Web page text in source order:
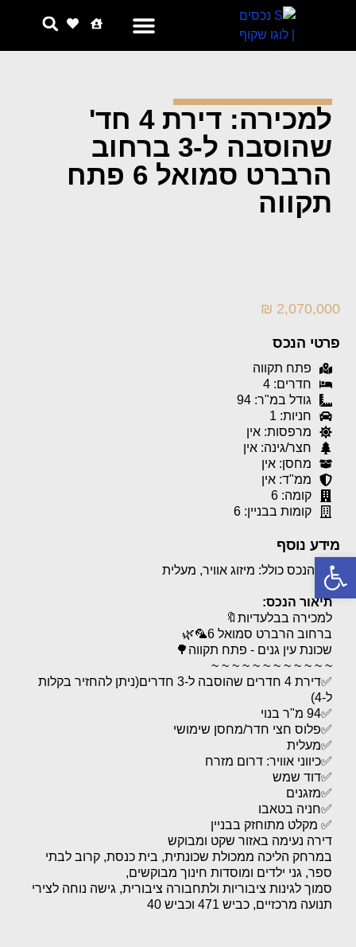
פתח סרגל נגישות
למכירה: דירת 4 חד'
שהוסבה ל-3 ברחוב
הרברט סמואל 6 פתח
תקווה
2,070,000 ₪
פרטי הנכס
פתח תקווה
חדרים: 4
גודל במ"ר: 94
חניות: 1
מרפסות: אין
חצר/גינה: אין
מחסן: אין
ממ"ד: אין
קומה: 6
קומות בבניין: 6
מידע נוסף
הנכס כולל: מיזוג אוויר, מעלית
תיאור הנכס:
למכירה בבלעדיות🔖
ברחוב הרברט סמואל 6🦜🌿
שכונת עין גנים - פתח תקווה🌳
~ ~ ~ ~ ~ ~ ~ ~ ~ ~ ~ ~
✅️דירת 4 חדרים שהוסבה ל-3 חדרים(ניתן להחזיר בקלות
ל-4)
✅️94 מ"ר בנוי
✅️פלוס חצי חדר/מחסן שימושי
✅️מעלית
✅️כיווני אוויר: דרום מזרח
✅️דוד שמש
✅️מזגנים
✅️חניה בטאבו
✅ מקלט מתוחזק בבניין
דירה נעימה באזור שקט ומבוקש
במרחק הליכה ממכולת שכונתית, בית כנסת, קרוב לבתי
ספר, גני ילדים ומוסדות חינוך מבוקשים,
סמוך לגינות ציבוריות ולתחבורה ציבורית, גישה נוחה לצירי
תנועה מרכזיים, כביש 471 וכביש 40